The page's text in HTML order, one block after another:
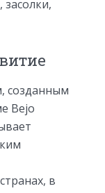
засолки,
созданным
Bejo
в